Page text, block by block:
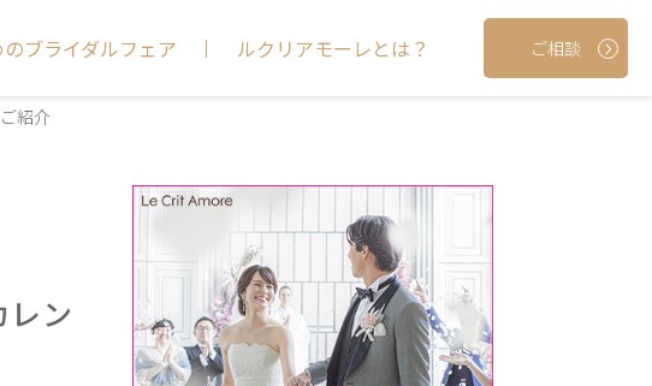
ブライダルフェア ルクリアモーレとは？ ご相談
紹介
レン